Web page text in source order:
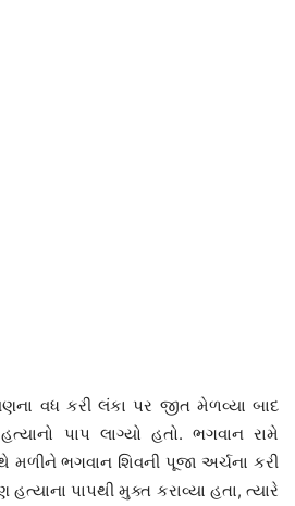
વધ કરી લંકા પર જીત મેળવ્યા બાદ
પાપ લાગ્યો હતો. ભગવાન રામે
મળીને ભગવાન શિવની પૂજા અર્ચના કરી
પાપથી મુક્ત કરાવ્યા હતા, ત્યારે